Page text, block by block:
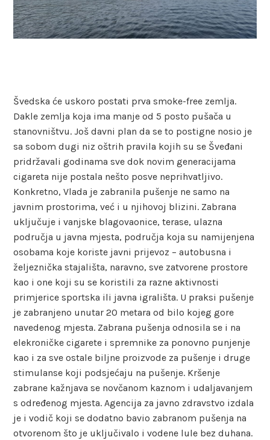
Švedska će uskoro postati prva smoke-free zemlja.
Dakle zemlja koja ima manje od 5 posto pušača u
stanovništvu. Još davni plan da se to postigne nosio je
sa sobom dugi niz oštrih pravila kojih su se Šveđani
pridržavali godinama sve dok novim generacijama
cigareta nije postala nešto posve neprihvatljivo.
Konkretno, Vlada je zabranila pušenje ne samo na
javnim prostorima, već i u njihovoj blizini. Zabrana
uključuje i vanjske blagovaonice, terase, ulazna
područja u javna mjesta, područja koja su namijenjena
osobama koje koriste javni prijevoz – autobusna i
željeznička stajališta, naravno, sve zatvorene prostore
kao i one koji su se koristili za razne aktivnosti
primjerice sportska ili javna igrališta. U praksi pušenje
je zabranjeno unutar 20 metara od bilo kojeg gore
navedenog mjesta. Zabrana pušenja odnosila se i na
elekroničke cigarete i spremnike za ponovno punjenje
kao i za sve ostale biljne proizvode za pušenje i druge
stimulanse koji podsjećaju na pušenje. Kršenje
zabrane kažnjava se novčanom kaznom i udaljavanjem
s određenog mjesta. Agencija za javno zdravstvo izdala
je i vodič koji se dodatno bavio zabranom pušenja na
otvorenom što je uključivalo i vodene lule bez duhana.